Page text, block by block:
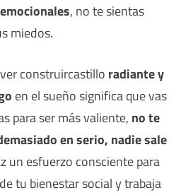
, no te sientas
miedos.
construircastillo radiante y
en el sueño significa que vas
para ser más valiente, no te
en serio, nadie sale
un esfuerzo consciente para
tu bienestar social y trabaja